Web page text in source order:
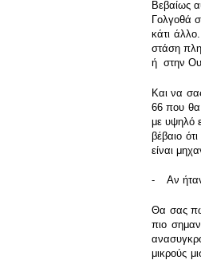
Βεβαίως
Γολγοθά
κάτι
στάση
ή στην
Και να
66 που θα
με υψηλό
βέβαιο
είναι
- Αν ήταν
Θα σας
πιο
μικρούς